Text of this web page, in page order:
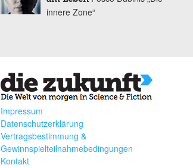
innere Zone“
Impressum
Datenschutzerklärung
Vertragsbestimmung &
Gewinnspielteilnahmebedingungen
Kontakt